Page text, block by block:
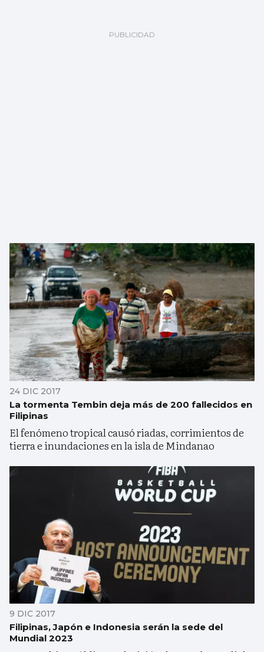
24 DIC 2017
La tormenta Tembin deja más de 200 fallecidos en
Filipinas
El fenómeno tropical causó riadas, corrimientos de
tierra e inundaciones en la isla de Mindanao
9 DIC 2017
Filipinas, Japón e Indonesia serán la sede del
Mundial 2023